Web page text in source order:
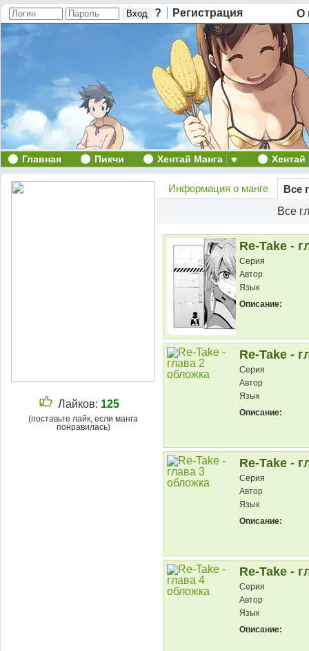
? Регистрация О
Главная Пикчи Хентай Манга
Лайков: 125
(поставьте лайк, если манга
понравилась)
Информация о манге
Все
Все
Re-Take -
Серия
Автор
Язык
Описание:
Re-Take -
Серия
Автор
Язык
Описание:
Re-Take -
Серия
Автор
Язык
Описание:
Re-Take -
Серия
Автор
Язык
Описание: